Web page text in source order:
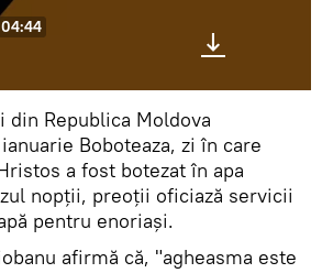
04:44
Republica Moldova
Boboteaza, zi în care
a fost botezat în apa
nopții, preoții oficiază servicii
pentru enoriași.
afirmă că, "agheasma este